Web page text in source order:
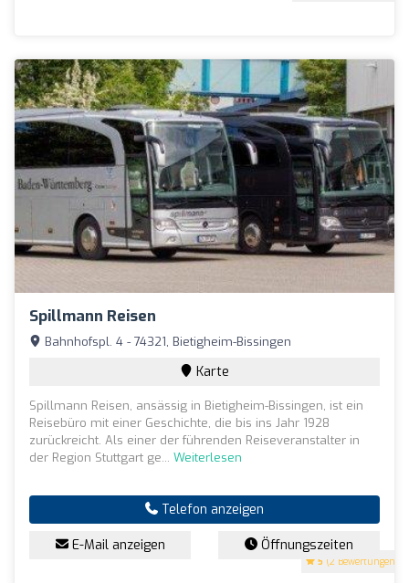
Spillmann Reisen
5 (2 Bewertungen)
Bahnhofspl. 4 - 74321, Bietigheim-Bissingen
Karte
Spillmann Reisen, ansässig in Bietigheim-Bissingen, ist ein
Reisebüro mit einer Geschichte, die bis ins Jahr 1928
zurückreicht. Als einer der führenden Reiseveranstalter in
der Region Stuttgart ge... Weiterlesen
Telefon anzeigen
E-Mail anzeigen Öffnungszeiten